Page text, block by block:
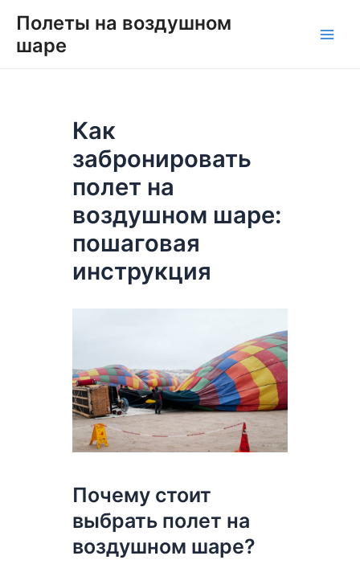
содержимому
Полеты на воздушном
шаре
Как
забронировать
полет на
воздушном шаре:
пошаговая
инструкция
Почему стоит
выбрать полет на
воздушном шаре?
по
записям